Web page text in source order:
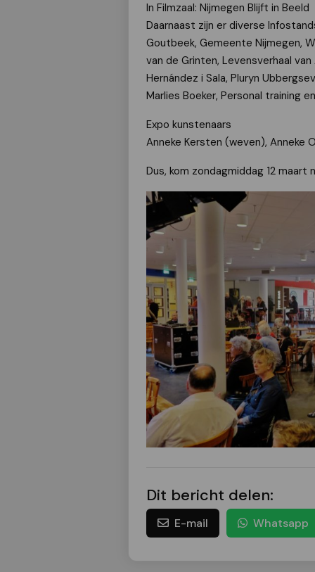
In Filmzaal: Nijmegen Blijft in Beeld
Daarnaast zijn er diverse
Goutbeek, Gemeente Nijmegen,
van de Grinten, Levensverhaal van
Hernández i Sala, Pluryn
Marlies Boeker, Personal training
Expo kunstenaars
Anneke Kersten (weven), Anneke
Dus, kom zondagmiddag 12
Dit bericht delen:
E-mail Whatsapp